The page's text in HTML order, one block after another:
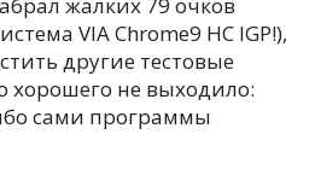
VIA Chrome9 HC IGP!),
другие тестовые
хорошего не выходило:
сами программы